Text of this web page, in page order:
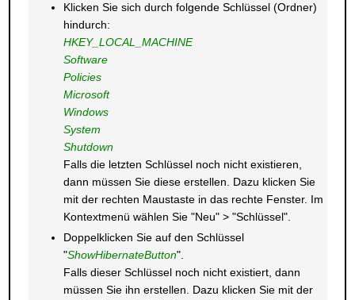
Klicken Sie sich durch folgende Schlüssel (Ordner)
hindurch:
HKEY_LOCAL_MACHINE
Software
Policies
Microsoft
Windows
System
Shutdown
Falls die letzten Schlüssel noch nicht existieren,
dann müssen Sie diese erstellen. Dazu klicken Sie
mit der rechten Maustaste in das rechte Fenster. Im
Kontextmenü wählen Sie "Neu" > "Schlüssel".
Doppelklicken Sie auf den Schlüssel
"ShowHibernateButton".
Falls dieser Schlüssel noch nicht existiert, dann
müssen Sie ihn erstellen. Dazu klicken Sie mit der